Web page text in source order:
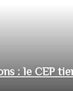
: le CEP